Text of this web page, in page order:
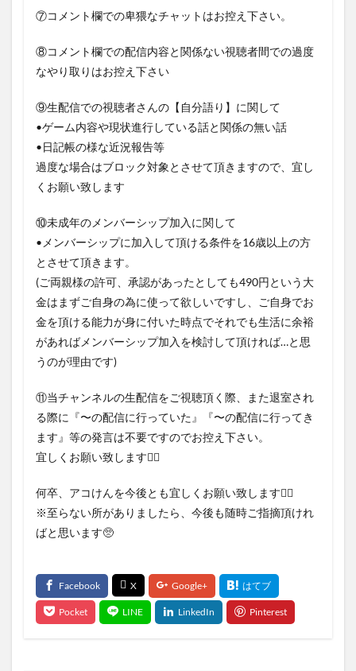
⑦コメント欄での卑猥なチャットはお控え下さい。
⑧コメント欄での配信内容と関係ない視聴者間での過度
なやり取りはお控え下さい
⑨生配信での視聴者さんの【自分語り】に関して
•ゲーム内容や現状進行している話と関係の無い話
•日記帳の様な近況報告等
過度な場合はブロック対象とさせて頂きますので、宜し
くお願い致します
⑩未成年のメンバーシップ加入に関して
•メンバーシップに加入して頂ける条件を16歳以上の方
とさせて頂きます。
(ご両親様の許可、承認があったとしても490円という大
金はまずご自身の為に使って欲しいですし、ご自身でお
金を頂ける能力が身に付いた時点でそれでも生活に余裕
があればメンバーシップ加入を検討して頂ければ…と思
うのが理由です)
⑪当チャンネルの生配信をご視聴頂く際、また退室され
る際に『〜の配信に行っていた』『〜の配信に行ってき
ます』等の発言は不要ですのでお控え下さい。
宜しくお願い致します🙇‍♂
何卒、アコけんを今後とも宜しくお願い致します🙇‍♂
※至らない所がありましたら、今後も随時ご指摘頂けれ
ばと思います🥺